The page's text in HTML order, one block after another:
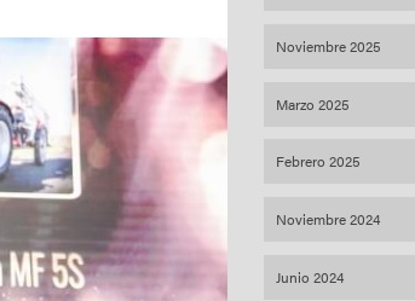
Noviembre 2025
Marzo 2025
Febrero 2025
Noviembre 2024
Junio 2024